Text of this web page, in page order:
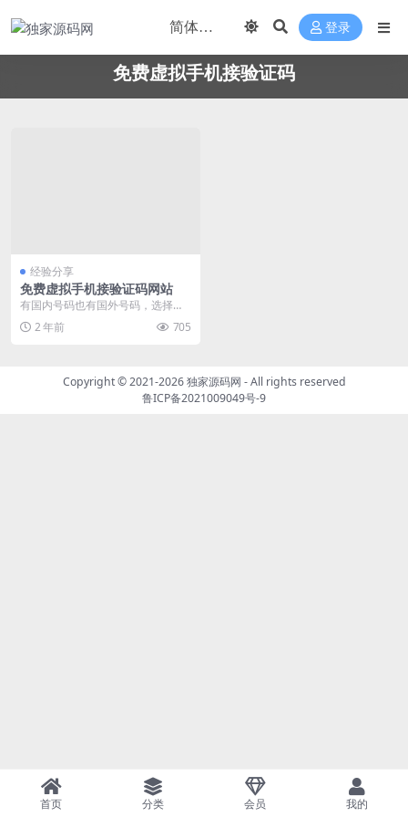
登录
免费虚拟手机接验证码
经验分享
免费虚拟手机接验证码网站
有国内号码也有国外号码，选择适
合自己的就好，可以用来注册一些
不适合用真实号码注册...
2 年前 705
Copyright © 2021-2026独家源码网 - All rights reserved
鲁ICP备2021009049号-9
首页 分类 会员 我的